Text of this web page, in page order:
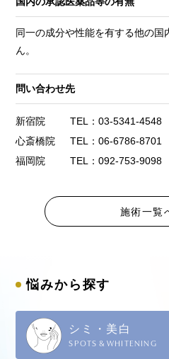
同一の成分や性能を有する他の国
ん。
問い合わせ先
新宿院
TEL：03-5341-4548
心斎橋院
TEL：06-6786-8701
福岡院
TEL：092-753-9098
施術一覧
悩みから探す
シミ・美白
SPOTS & WHITENING